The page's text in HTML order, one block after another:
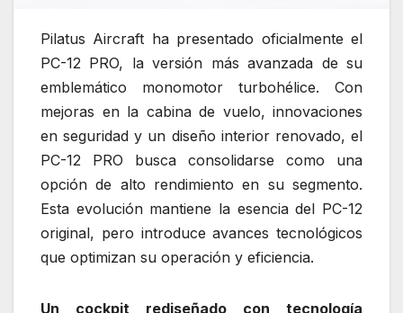
Pilatus Aircraft ha presentado oficialmente el
PC-12 PRO, la versión más avanzada de su
emblemático monomotor turbohélice. Con
mejoras en la cabina de vuelo, innovaciones
en seguridad y un diseño interior renovado, el
PC-12 PRO busca consolidarse como una
opción de alto rendimiento en su segmento.
Esta evolución mantiene la esencia del PC-12
original, pero introduce avances tecnológicos
que optimizan su operación y eficiencia.
Un cockpit rediseñado con tecnología